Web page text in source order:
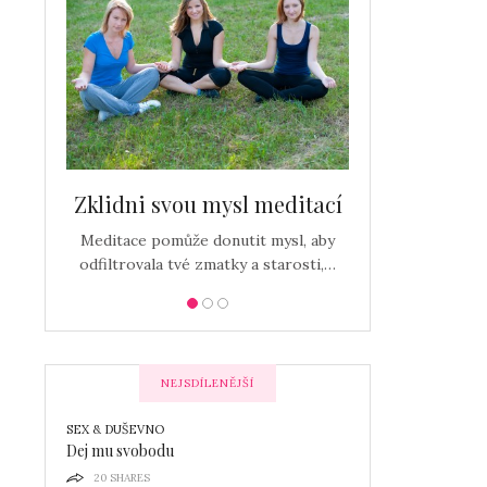
Zklidni svou mysl meditací
Meditace pomůže donutit mysl, aby
odfiltrovala tvé zmatky a starosti,…
NEJSDÍLENĚJŠÍ
SEX & DUŠEVNO
Dej mu svobodu
20 SHARES